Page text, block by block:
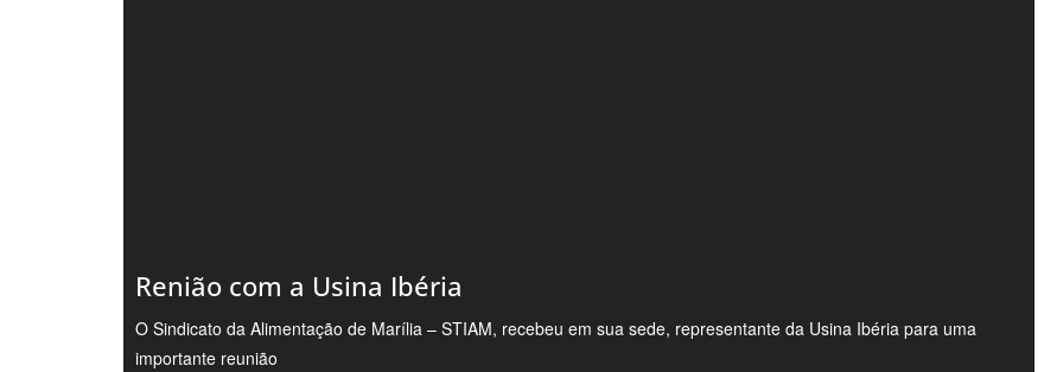
Renião com a Usina Ibéria
O Sindicato da Alimentação de Marília – STIAM, recebeu em sua sede, representante da Usina Ibéria para uma
importante reunião